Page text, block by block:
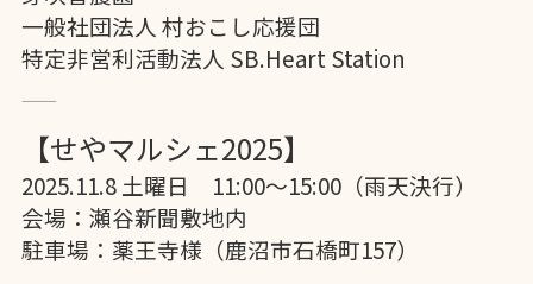
一般社団法人 村おこし応援団
⸻
【せやマルシェ2025】
2025.11.8 土曜日　11:00〜15:00（雨天決行）
会場：瀬谷新聞敷地内
駐車場：薬王寺様（鹿沼市石橋町157）